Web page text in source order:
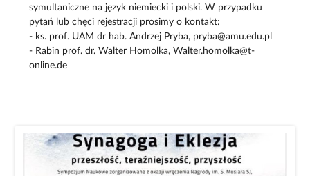
symultaniczne na język niemiecki i polski. W przypadku
pytań lub chęci rejestracji prosimy o kontakt:
- ks. prof. UAM dr hab. Andrzej Pryba, pryba@amu.edu.pl
- Rabin prof. dr. Walter Homolka, Walter.homolka@t-
online.de